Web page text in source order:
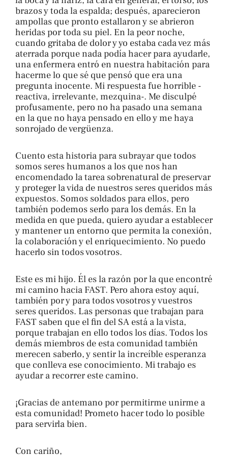
brazos y toda la espalda; después, aparecieron
ampollas que pronto estallaron y se abrieron
heridas por toda su piel. En la peor noche,
cuando gritaba de dolor y yo estaba cada vez más
aterrada porque nada podía hacer para ayudarle,
una enfermera entró en nuestra habitación para
hacerme lo que sé que pensó que era una
pregunta inocente. Mi respuesta fue horrible -
reactiva, irrelevante, mezquina-. Me disculpé
profusamente, pero no ha pasado una semana
en la que no haya pensado en ello y me haya
sonrojado de vergüenza.
Cuento esta historia para subrayar que todos
somos seres humanos a los que nos han
encomendado la tarea sobrenatural de preservar
y proteger la vida de nuestros seres queridos más
expuestos. Somos soldados para ellos, pero
también podemos serlo para los demás. En la
medida en que pueda, quiero ayudar a establecer
y mantener un entorno que permita la conexión,
la colaboración y el enriquecimiento. No puedo
hacerlo sin todos vosotros.
Este es mi hijo. Él es la razón por la que encontré
mi camino hacia FAST. Pero ahora estoy aquí,
también por y para todos vosotros y vuestros
seres queridos. Las personas que trabajan para
FAST saben que el fin del SA está a la vista,
porque trabajan en ello todos los días. Todos los
demás miembros de esta comunidad también
merecen saberlo, y sentir la increíble esperanza
que conlleva ese conocimiento. Mi trabajo es
ayudar a recorrer este camino.
¡Gracias de antemano por permitirme unirme a
esta comunidad! Prometo hacer todo lo posible
para servirla bien.
Con cariño,